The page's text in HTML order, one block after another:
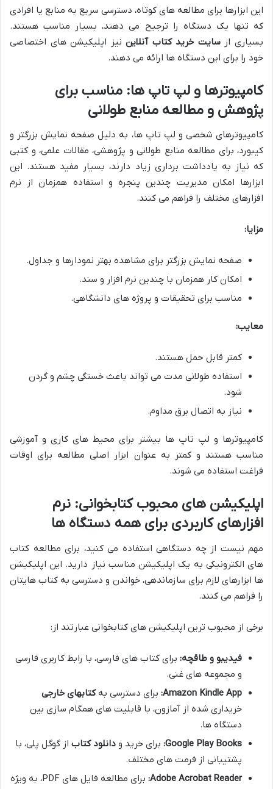
این ابزارها برای مطالعه های کوتاه، دسترسی سریع به منابع یا افرادی
که تنها یک دستگاه را ترجیح می دهند، بسیار مناسب هستند.
بسیاری ازسایت خرید کتاب آنلایننیز اپلیکیشن های اختصاصی
خود را برای این دستگاه ها ارائه می دهند.
کامپیوترها و لپ تاپ ها: مناسب برای
پژوهش و مطالعه منابع طولانی
کامپیوترهای شخصی و لپ تاپ ها، به دلیل صفحه نمایش بزرگتر و
کیبورد، برای مطالعه منابع طولانی و پژوهشی، مقالات علمی، و کتبی
که نیاز به یادداشت برداری زیاد دارند، بسیار مفید هستند. این
ابزارها امکان مدیریت چندین پنجره و استفاده همزمان از نرم
افزارهای مختلف را فراهم می کنند.
مزایا:
صفحه نمایش بزرگتر برای مشاهده بهتر نمودارها و جداول.
امکان کار همزمان با چندین نرم افزار و سند.
مناسب برای تحقیقات و پروژه های دانشگاهی.
معایب:
کمتر قابل حمل هستند.
استفاده طولانی مدت می تواند باعث خستگی چشم و گردن
شود.
نیاز به اتصال برق مداوم.
کامپیوترها و لپ تاپ ها بیشتر برای محیط های کاری و آموزشی
مناسب هستند و کمتر به عنوان ابزار اصلی مطالعه برای اوقات
فراغت استفاده می شوند.
اپلیکیشن های محبوب کتابخوانی: نرم
افزارهای کاربردی برای همه دستگاه ها
مهم نیست از چه دستگاهی استفاده می کنید، برای مطالعه کتاب
های الکترونیکی به یک اپلیکیشن مناسب نیاز دارید. این اپلیکیشن
ها ابزارهای لازم برای سازماندهی، خواندن و دسترسی به کتاب هایتان
را فراهم می کنند.
برخی از محبوب ترین اپلیکیشن های کتابخوانی عبارتند از:
فیدیبو و طاقچه: برای کتاب های فارسی، با رابط کاربری فارسی
و مجموعه های غنی.
Amazon Kindle App: برای دسترسی بهکتابهای خارجی
خریداری شده از آمازون، با قابلیت های همگام سازی بین
دستگاه ها.
Google Play Books: برای خرید و دانلود کتاب از گوگل پلی، با
پشتیبانی از فرمت های مختلف.
Adobe Acrobat Reader:
برای مطالعه فایل های PDF، به ویژه